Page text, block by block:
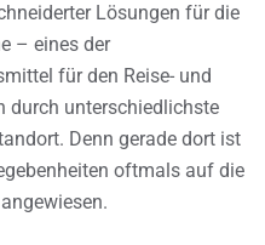
Lösungen für die
– eines der
für den Reise- und
durch unterschiedlichste
Denn gerade dort ist
oftmals auf die